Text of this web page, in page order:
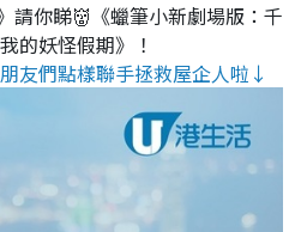
請你睇👹《蠟筆小新劇場版：千
的妖怪假期》！
友們點樣聯手拯救屋企人啦↓